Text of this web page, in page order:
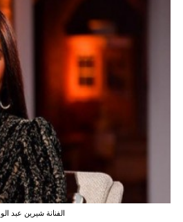
الفنانة شيرين عبد